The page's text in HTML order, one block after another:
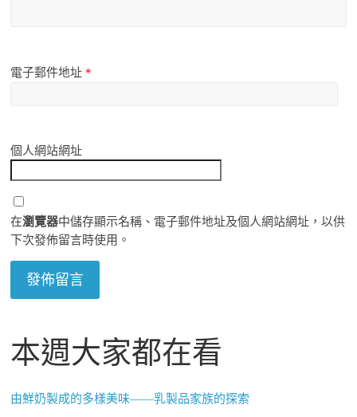
電子郵件地址 *
個人網站網址
在瀏覽器中儲存顯示名稱、電子郵件地址及個人網站網址，以供
下次發佈留言時使用。
本週大家都在看
由鮮奶製成的多樣美味——乳製品家族的探索